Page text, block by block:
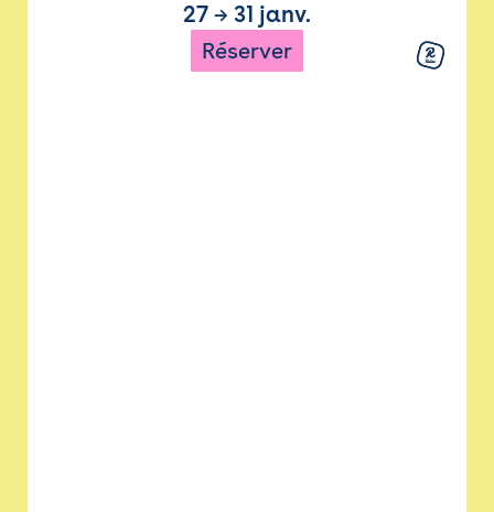
27 → 31 janv.
Réserver